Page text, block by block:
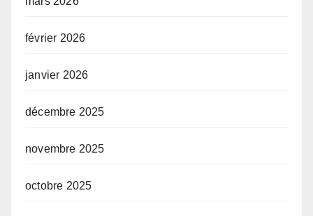
février 2026
janvier 2026
décembre 2025
novembre 2025
octobre 2025